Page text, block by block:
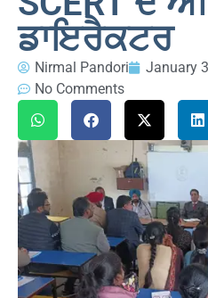
ਡਾਇਰੈਕਟਰ
Nirmal Pandori January
No Comments